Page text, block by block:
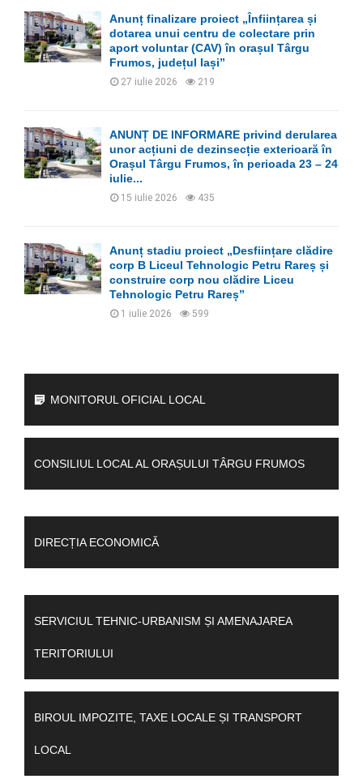
Anunț finalizare proiect „Înființarea și
dotarea unui centru de colectare prin
aport voluntar (CAV) în orașul Târgu
Frumos, județul Iași”
27 iulie 2026 219
ANUNȚ DE INFORMARE privind derularea
unor acțiuni de dezinsecție exterioară în
Orașul Târgu Frumos, în perioada 23 – 24
iulie...
15 iulie 2026 435
Anunț stadiu proiect „Desființare clădire
corp B Liceul Tehnologic Petru Rareș și
construire corp nou clădire Liceu
Tehnologic Petru Rareș”
1 iulie 2026 599
MONITORUL OFICIAL LOCAL
CONSILIUL LOCAL AL ORAȘULUI TÂRGU FRUMOS
DIRECȚIA ECONOMICĂ
SERVICIUL TEHNIC-URBANISM ȘI AMENAJAREA
TERITORIULUI
BIROUL IMPOZITE, TAXE LOCALE ȘI TRANSPORT
LOCAL